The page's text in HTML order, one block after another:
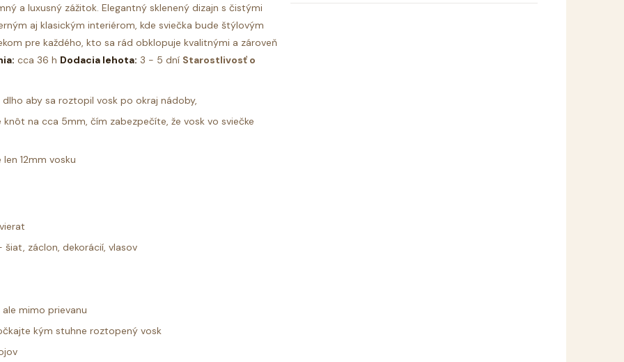
a luxusný zážitok. Elegantný sklenený dizajn s čistými
aj klasickým interiérom, kde sviečka bude štýlovým
pre každého, kto sa rád obklopuje kvalitnými a zároveň
cca 36 h Dodacia lehota: 3 - 5 dní Starostlivosť o
aby sa roztopil vosk po okraj nádoby,
na cca 5mm, čím zabezpečíte, že vosk vo sviečke
12mm vosku
záclon, dekorácií, vlasov
mimo prievanu
kým stuhne roztopený vosk